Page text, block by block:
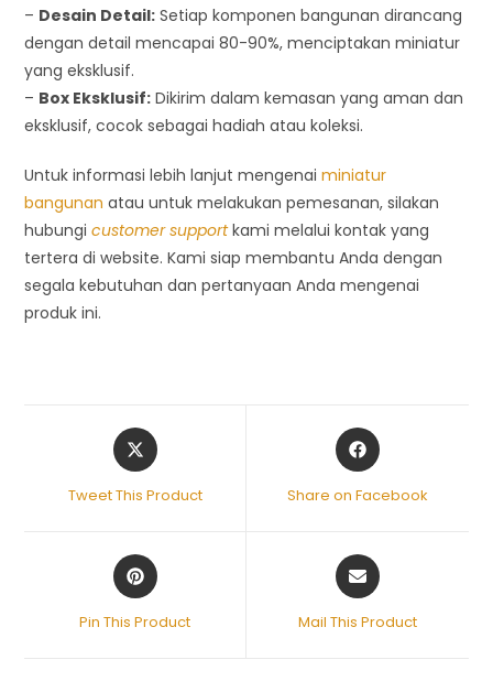
– Desain Detail: Setiap komponen bangunan dirancang
dengan detail mencapai 80-90%, menciptakan miniatur
yang eksklusif.
– Box Eksklusif: Dikirim dalam kemasan yang aman dan
eksklusif, cocok sebagai hadiah atau koleksi.
Untuk informasi lebih lanjut mengenaiminiatur
bangunan atau untuk melakukan pemesanan, silakan
hubungicustomer supportkami melalui kontak yang
tertera di website. Kami siap membantu Anda dengan
segala kebutuhan dan pertanyaan Anda mengenai
produk ini.
Tweet This Product Share on Facebook
Pin This Product Mail This Product